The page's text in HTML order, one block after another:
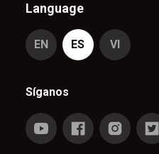
Language
EN ES VI
Síganos